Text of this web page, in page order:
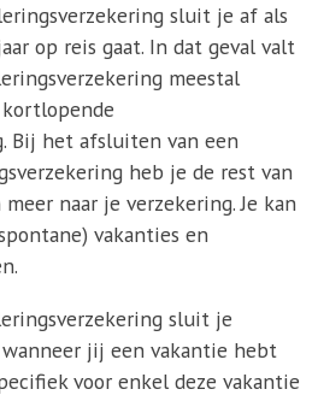
sluit je af als
op reis gaat. In dat geval valt
meestal
Bij het afsluiten van een
heb je de rest van
naar je verzekering. Je kan
vakanties en
sluit je
jij een vakantie hebt
voor enkel deze vakantie